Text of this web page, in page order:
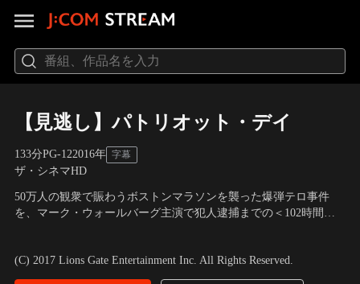
【見逃し】パトリオット・デイ
133分PG-122016年 字幕
ザ・シネマHD
50万人の観衆で賑わうボストンマラソンを襲った爆弾テロ事件
を、マーク・ウォールバーグ主演で犯人逮捕までの＜102時間＞
(C) 2017 Lions Gate Entertainment Inc. All Rights Reserved.